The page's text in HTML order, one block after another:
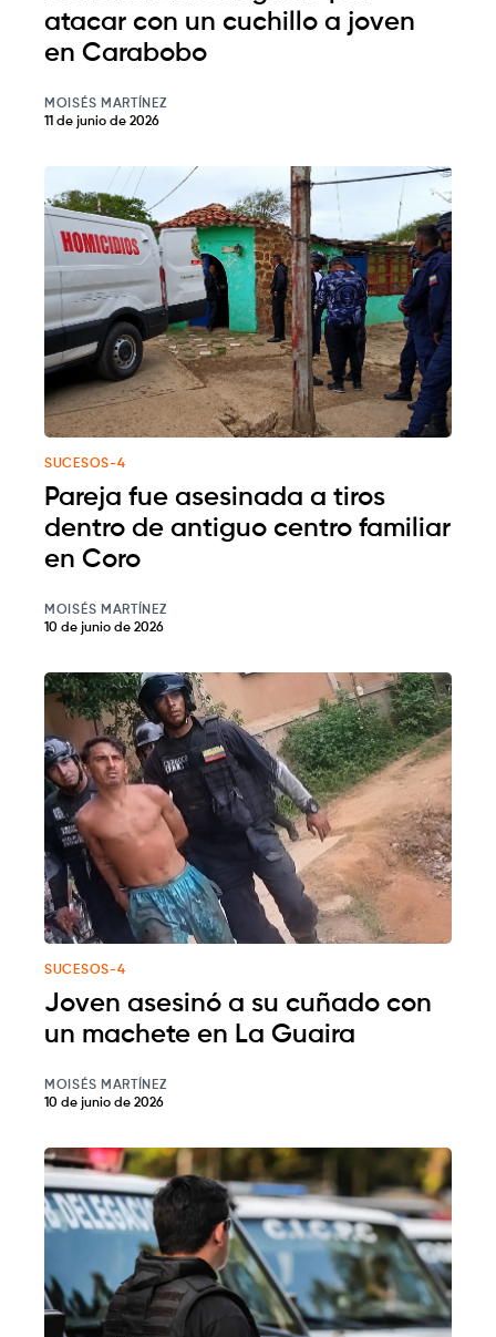
atacar con un cuchillo a joven
en Carabobo
MOISÉS MARTÍNEZ
11 de junio de 2026
SUCESOS-4
Pareja fue asesinada a tiros
dentro de antiguo centro familiar
en Coro
MOISÉS MARTÍNEZ
10 de junio de 2026
SUCESOS-4
Joven asesinó a su cuñado con
un machete en La Guaira
MOISÉS MARTÍNEZ
10 de junio de 2026